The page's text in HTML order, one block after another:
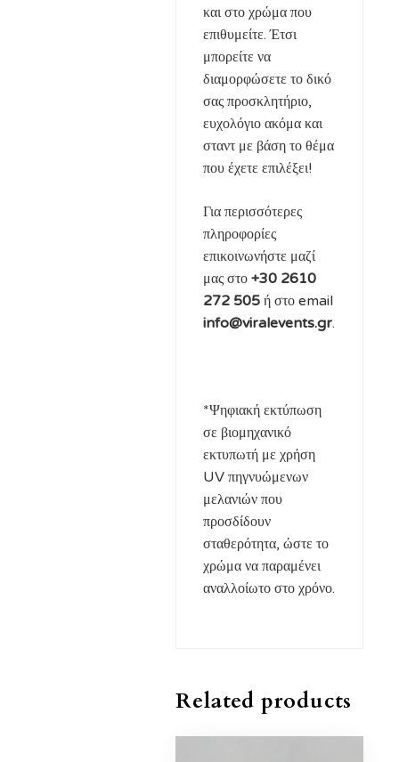
και στο χρώμα που
επιθυμείτε. Έτσι
μπορείτε να
διαμορφώσετε το δικό
σας προσκλητήριο,
ευχολόγιο ακόμα και
σταντ με βάση το θέμα
που έχετε επιλέξει!
Για περισσότερες
πληροφορίες
επικοινωνήστε μαζί
μας στο+30 2610
272 505ή στο email
info@viralevents.gr.
*Ψηφιακή εκτύπωση
σε βιομηχανικό
εκτυπωτή με χρήση
UV πηγνυώμενων
μελανιών που
προσδίδουν
σταθερότητα, ώστε το
χρώμα να παραμένει
αναλλοίωτο στο χρόνο.
Related products